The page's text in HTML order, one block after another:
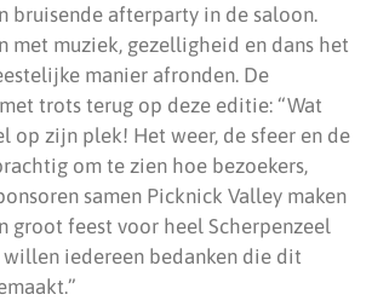
bruisende afterparty in de saloon.
met muziek, gezelligheid en dans het
manier afronden. De
trots terug op deze editie: “Wat
op zijn plek! Het weer, de sfeer en de
om te zien hoe bezoekers,
samen Picknick Valley maken
groot feest voor heel Scherpenzeel
willen iedereen bedanken die dit